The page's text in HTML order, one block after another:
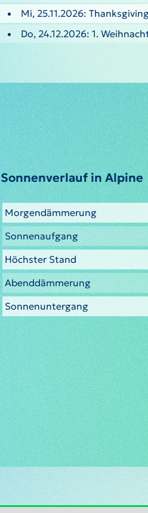
Mi, 25.11.2026:
Do, 24.12.2026: 1.
Sonnenverlauf in Alpine
Morgendämmerung
Sonnenaufgang
Höchster Stand
Abenddämmerung
Sonnenuntergang